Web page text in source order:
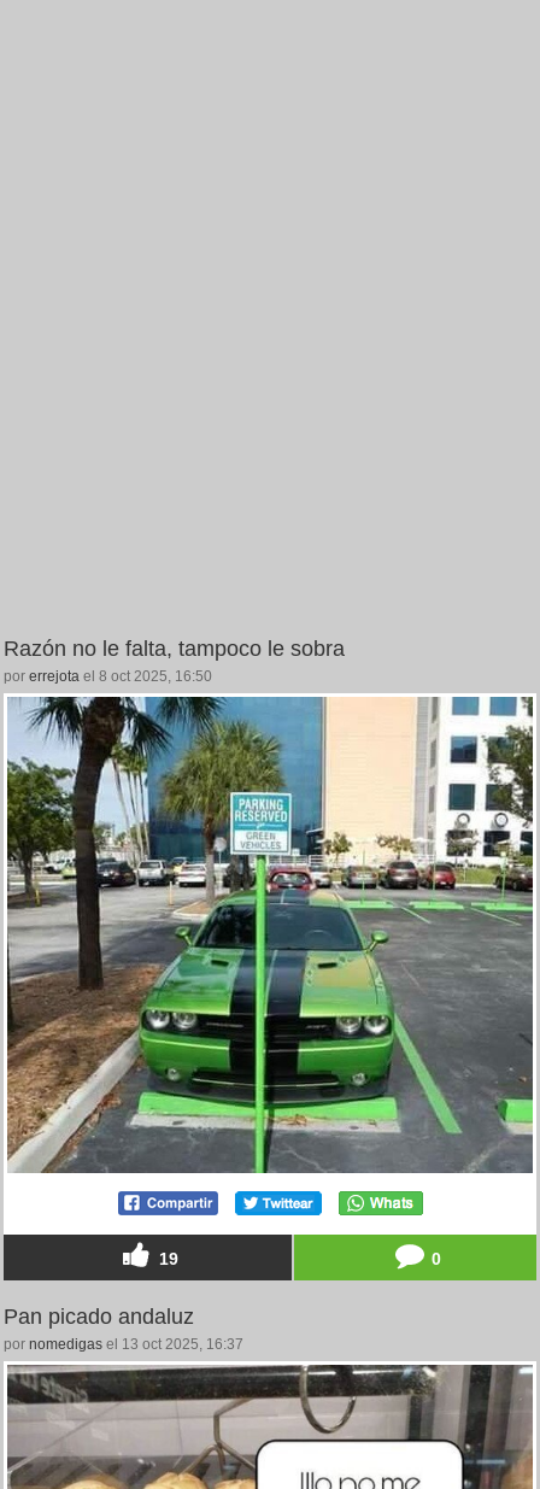
Razón no le falta, tampoco le sobra
por errejota el 8 oct 2025, 16:50
19 0
Pan picado andaluz
por nomedigas el 13 oct 2025, 16:37